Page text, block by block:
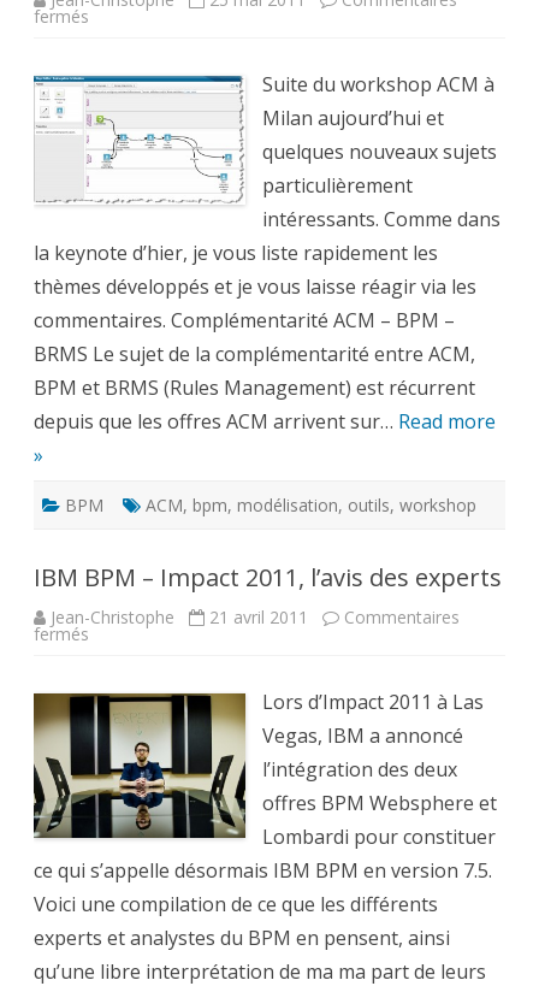
fermés
–
Day
2
Suite du workshop ACM à
Milan aujourd’hui et
quelques nouveaux sujets
particulièrement
intéressants. Comme dans
la keynote d’hier, je vous liste rapidement les
thèmes développés et je vous laisse réagir via les
commentaires. Complémentarité ACM – BPM –
BRMS Le sujet de la complémentarité entre ACM,
BPM et BRMS (Rules Management) est récurrent
depuis que les offres ACM arrivent sur… Read more
»
BPM ACM, bpm, modélisation, outils, workshop
IBM BPM – Impact 2011, l’avis des experts
Jean-Christophe 21 avril 2011 Commentaires
fermés
Impact
2011,
l’avis
des
experts
Lors d’Impact 2011 à Las
Vegas, IBM a annoncé
l’intégration des deux
offres BPM Websphere et
Lombardi pour constituer
ce qui s’appelle désormais IBM BPM en version 7.5.
Voici une compilation de ce que les différents
experts et analystes du BPM en pensent, ainsi
qu’une libre interprétation de ma ma part de leurs